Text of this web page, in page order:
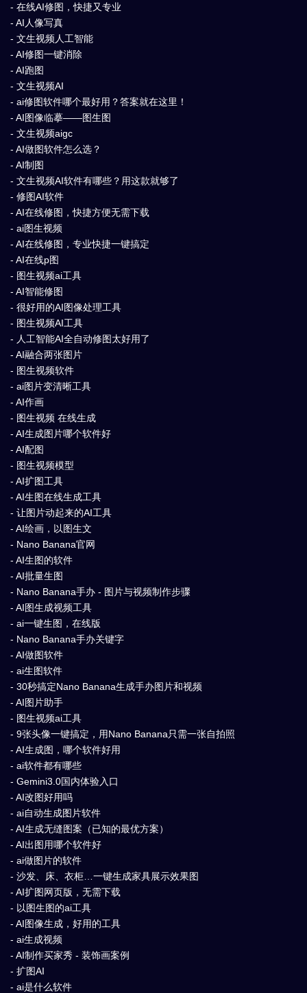
- 在线AI修图，快捷又专业
- AI人像写真
- 文生视频人工智能
- AI修图一键消除
- AI跑图
- 文生视频AI
- ai修图软件哪个最好用？答案就在这里！
- AI图像临摹——图生图
- 文生视频aigc
- AI做图软件怎么选？
- AI制图
- 文生视频AI软件有哪些？用这款就够了
- 修图AI软件
- AI在线修图，快捷方便无需下载
- ai图生视频
- AI在线修图，专业快捷一键搞定
- AI在线p图
- 图生视频ai工具
- AI智能修图
- 很好用的AI图像处理工具
- 图生视频AI工具
- 人工智能AI全自动修图太好用了
- AI融合两张图片
- 图生视频软件
- ai图片变清晰工具
- AI作画
- 图生视频 在线生成
- AI生成图片哪个软件好
- AI配图
- 图生视频模型
- AI扩图工具
- AI生图在线生成工具
- 让图片动起来的AI工具
- AI绘画，以图生文
- Nano Banana官网
- AI生图的软件
- AI批量生图
- Nano Banana手办 - 图片与视频制作步骤
- AI图生成视频工具
- ai一键生图，在线版
- Nano Banana手办关键字
- AI做图软件
- ai生图软件
- 30秒搞定Nano Banana生成手办图片和视频
- AI图片助手
- 图生视频ai工具
- 9张头像一键搞定，用Nano Banana只需一张自拍照
- AI生成图，哪个软件好用
- ai软件都有哪些
- Gemini3.0国内体验入口
- AI改图好用吗
- ai自动生成图片软件
- AI生成无缝图案（已知的最优方案）
- AI出图用哪个软件好
- ai做图片的软件
- 沙发、床、衣柜…一键生成家具展示效果图
- AI扩图网页版，无需下载
- 以图生图的ai工具
- AI图像生成，好用的工具
- ai生成视频
- AI制作买家秀 - 装饰画案例
- 扩图AI
- ai是什么软件